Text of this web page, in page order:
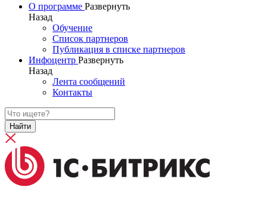
О программе Развернуть
Назад
Обучение
Список партнеров
Публикация в списке партнеров
Инфоцентр Развернуть
Назад
Лента сообщений
Контакты
Найти